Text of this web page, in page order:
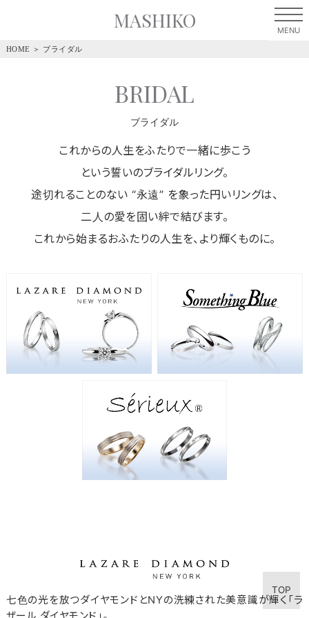
MASHIKO
HOME ＞ ブライダル
BRIDAL
ブライダル
これからの人生をふたりで一緒に歩こう
という誓いのブライダルリング。
途切れることのない “永遠” を象った円いリングは、
二人の愛を固い絆で結びます。
これから始まるおふたりの人生を、より輝くものに。
七色の光を放つダイヤモンドとNYの洗練された美意識が輝く「ラ
TOP